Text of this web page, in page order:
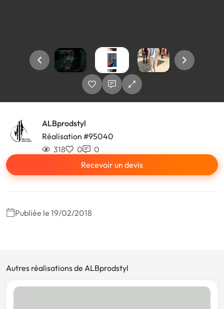
ALBprodstyl
Réalisation #95040
318
0
0
Recevoir un devis
Publiée le 19/02/2018
Autres réalisations de ALBprodstyl